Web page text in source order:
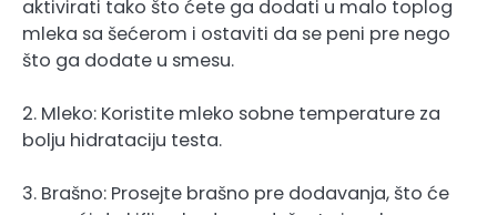
aktivirati tako što ćete ga dodati u malo toplog
mleka sa šećerom i ostaviti da se peni pre nego
što ga dodate u smesu.
2. Mleko: Koristite mleko sobne temperature za
bolju hidrataciju testa.
3. Brašno: Prosejte brašno pre dodavanja, što će